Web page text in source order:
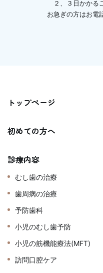
２、３日かかる
お急ぎの方はお電
トップページ
初めての方へ
診療内容
むし歯の治療
歯周病の治療
予防歯科
小児のむし歯予防
小児の筋機能療法(MFT)
訪問口腔ケア